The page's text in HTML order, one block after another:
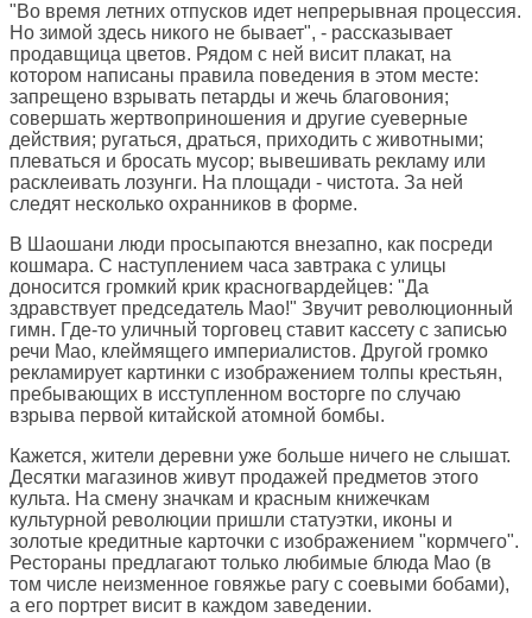
"Во время летних отпусков идет непрерывная процессия.
Но зимой здесь никого не бывает", - рассказывает
продавщица цветов. Рядом с ней висит плакат, на
котором написаны правила поведения в этом месте:
запрещено взрывать петарды и жечь благовония;
совершать жертвоприношения и другие суеверные
действия; ругаться, драться, приходить с животными;
плеваться и бросать мусор; вывешивать рекламу или
расклеивать лозунги. На площади - чистота. За ней
следят несколько охранников в форме.
В Шаошани люди просыпаются внезапно, как посреди
кошмара. С наступлением часа завтрака с улицы
доносится громкий крик красногвардейцев: "Да
здравствует председатель Мао!" Звучит революционный
гимн. Где-то уличный торговец ставит кассету с записью
речи Мао, клеймящего империалистов. Другой громко
рекламирует картинки с изображением толпы крестьян,
пребывающих в исступленном восторге по случаю
взрыва первой китайской атомной бомбы.
Кажется, жители деревни уже больше ничего не слышат.
Десятки магазинов живут продажей предметов этого
культа. На смену значкам и красным книжечкам
культурной революции пришли статуэтки, иконы и
золотые кредитные карточки с изображением "кормчего".
Рестораны предлагают только любимые блюда Мао (в
том числе неизменное говяжье рагу с соевыми бобами),
а его портрет висит в каждом заведении.